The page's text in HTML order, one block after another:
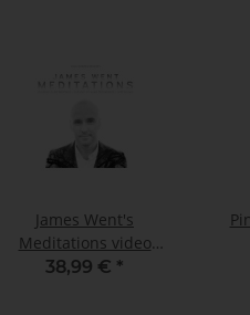
James Went's
Meditations video
DOWNLOAD
38,99 € *